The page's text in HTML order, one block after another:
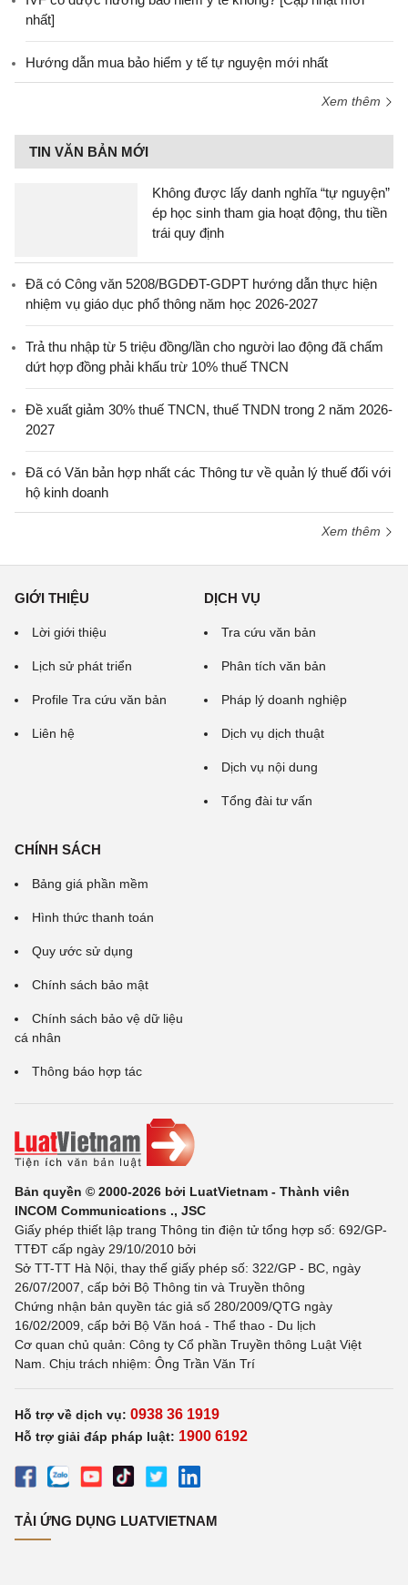
nhất]
Hướng dẫn mua bảo hiểm y tế tự nguyện mới nhất
Xem thêm
TIN VĂN BẢN MỚI
Không được lấy danh nghĩa “tự nguyện”
ép học sinh tham gia hoạt động, thu tiền
trái quy định
Đã có Công văn 5208/BGDĐT-GDPT hướng dẫn thực hiện
nhiệm vụ giáo dục phổ thông năm học 2026-2027
Trả thu nhập từ 5 triệu đồng/lần cho người lao động đã chấm
dứt hợp đồng phải khấu trừ 10% thuế TNCN
Đề xuất giảm 30% thuế TNCN, thuế TNDN trong 2 năm 2026-
2027
Đã có Văn bản hợp nhất các Thông tư về quản lý thuế đối với
hộ kinh doanh
Xem thêm
GIỚI THIỆU
Lời giới thiệu
Lịch sử phát triển
Profile Tra cứu văn bản
Liên hệ
DỊCH VỤ
Tra cứu văn bản
Phân tích văn bản
Pháp lý doanh nghiệp
Dịch vụ dịch thuật
Dịch vụ nội dung
Tổng đài tư vấn
CHÍNH SÁCH
Bảng giá phần mềm
Hình thức thanh toán
Quy ước sử dụng
Chính sách bảo mật
Chính sách bảo vệ dữ liệu
cá nhân
Thông báo hợp tác
Bản quyền © 2000-2026 bởi LuatVietnam - Thành viên
INCOM Communications ., JSC
Giấy phép thiết lập trang Thông tin điện tử tổng hợp số: 692/GP-
TTĐT cấp ngày 29/10/2010 bởi
Sở TT-TT Hà Nội, thay thế giấy phép số: 322/GP - BC, ngày
26/07/2007, cấp bởi Bộ Thông tin và Truyền thông
Chứng nhận bản quyền tác giả số 280/2009/QTG ngày
16/02/2009, cấp bởi Bộ Văn hoá - Thể thao - Du lịch
Cơ quan chủ quản: Công ty Cổ phần Truyền thông Luật Việt
Nam. Chịu trách nhiệm: Ông Trần Văn Trí
Hỗ trợ về dịch vụ: 0938 36 1919
Hỗ trợ giải đáp pháp luật: 1900 6192
TẢI ỨNG DỤNG LUATVIETNAM